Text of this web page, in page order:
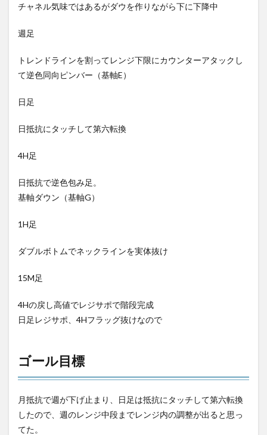
チャネル気味ではあるがダウを作りながら下に下降中
週足
トレンドラインを割ってレンジ下限にカウンターアタックし
て逆色同向ピンバー（基軸E）
日足
日抵抗にタッチして第六転換
4H足
日抵抗で逆色包み足。
基軸ダウン（基軸G）
1H足
ダブルボトムでネックラインを実体抜け
15M足
4Hの戻し高値でレジサポで階段完成
日足レジサポ、4Hフラッグ抜けなので
ゴール目標
月抵抗で週が下げ止まり、日足は抵抗にタッチして第六転換
したので、週のレンジ中段までレンジ内の調整が出ると思っ
てた。